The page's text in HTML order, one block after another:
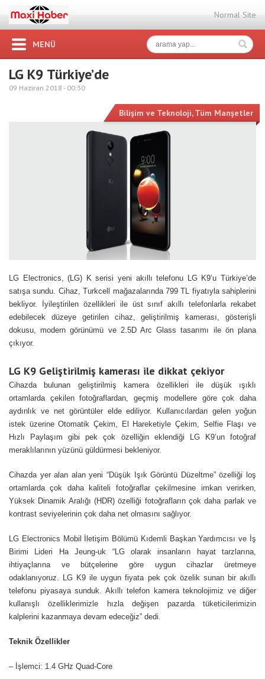
Normal Site
MENÜ
LG K9 Türkiye’de
09 Haziran 2018 - 00:30
Bilişim ve Teknoloji,Tüm Manşetler
LG Electronics, (LG) K serisi yeni akıllı telefonu LG K9’u Türkiye’de
satışa sundu. Cihaz, Turkcell mağazalarında 799 TL fiyatıyla sahiplerini
bekliyor. İyileştirilen özellikleri ile üst sınıf akıllı telefonlarla rekabet
edebilecek düzeye getirilen cihaz, geliştirilmiş kamerası, gösterişli
dokusu, modern görünümü ve 2.5D Arc Glass tasarımı ile ön plana
çıkıyor.
LG K9 Geliştirilmiş kamerası ile dikkat çekiyor
Cihazda bulunan geliştirilmiş kamera özellikleri ile düşük ışıklı
ortamlarda çekilen fotoğraflardan, geçmiş modellere göre çok daha
aydınlık ve net görüntüler elde ediliyor. Kullanıcılardan gelen yoğun
istek üzerine Otomatik Çekim, El Hareketiyle Çekim, Selfie Flaşı ve
Hızlı Paylaşım gibi pek çok özelliğin eklendiği LG K9’un fotoğraf
meraklılarının yüzünü güldürmesi bekleniyor.
Cihazda yer alan alan yeni “Düşük Işık Görüntü Düzeltme” özelliği loş
ortamlarda çok daha kaliteli fotoğraflar çekilmesine imkan verirken,
Yüksek Dinamik Aralığı (HDR) özelliği fotoğrafların çok daha parlak ve
kontrast seviyelerinin çok daha net olmasını sağlıyor.
LG Electronics Mobil İletişim Bölümü Kıdemli Başkan Yardımcısı ve İş
Birimi Lideri Ha Jeung-uk “LG olarak insanların hayat tarzlarına,
ihtiyaçlarına ve bütçelerine göre uygun cihazlar üretmeye
odaklanıyoruz. LG K9 ile uygun fiyata pek çok özelik sunan bir akıllı
telefonu piyasaya sunduk. Akıllı telefon kamera teknolojimiz ve diğer
kullanışlı özelliklerimizle hızla değişen pazarda tüketicilerimizin
kalplerini kazanmaya devam edeceğiz” dedi.
Teknik Özellikler
– İşlemci: 1.4 GHz Quad-Core